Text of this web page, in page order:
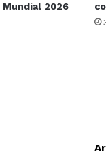
2026